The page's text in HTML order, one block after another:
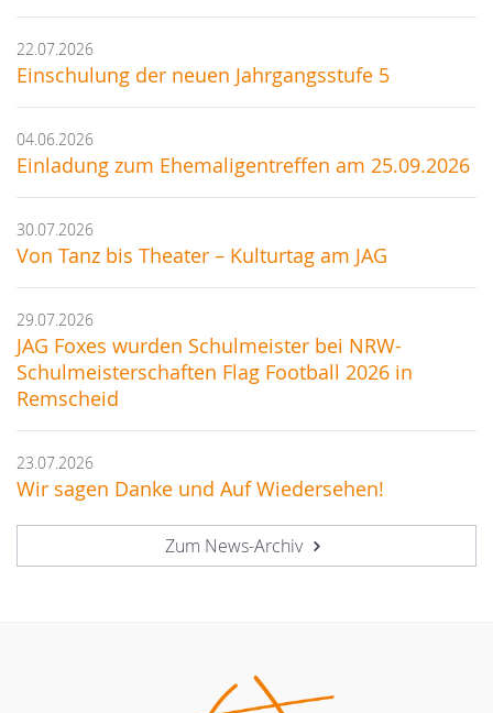
22.07.2026
Einschulung der neuen Jahrgangsstufe 5
04.06.2026
Einladung zum Ehemaligentreffen am 25.09.2026
30.07.2026
Von Tanz bis Theater – Kulturtag am JAG
29.07.2026
JAG Foxes wurden Schulmeister bei NRW-
Schulmeisterschaften Flag Football 2026 in
Remscheid
23.07.2026
Wir sagen Danke und Auf Wiedersehen!
Zum News-Archiv